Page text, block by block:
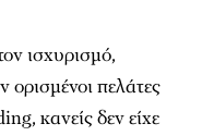
ισχυρισμό,
ορισμένοι πελάτες
κανείς δεν είχε